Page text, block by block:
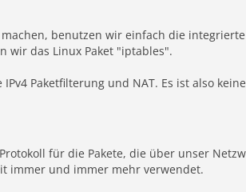
benutzen wir einfach die
wir das Linux Paket "iptables".
Paketfilterung und NAT. Es ist also
für die Pakete, die über unser
immer und immer mehr verwendet.